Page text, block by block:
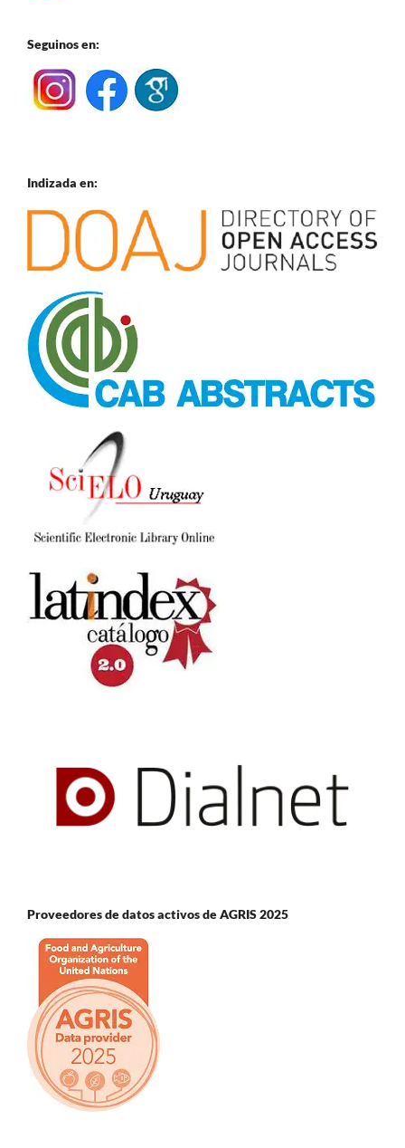
Seguinos en:
Indizada en:
Proveedores de datos activos de AGRIS 2025